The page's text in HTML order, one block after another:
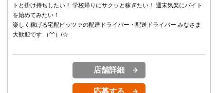
トと掛け持ちしたい！ 学校帰りにサクッと稼ぎたい！ 週末気楽にバイト
を始めてみたい！
楽しく稼げる宅配ピッツァの配達ドライバー・配送ドライバー みなさま
大歓迎です （^^）/☆
店舗詳細
応募する